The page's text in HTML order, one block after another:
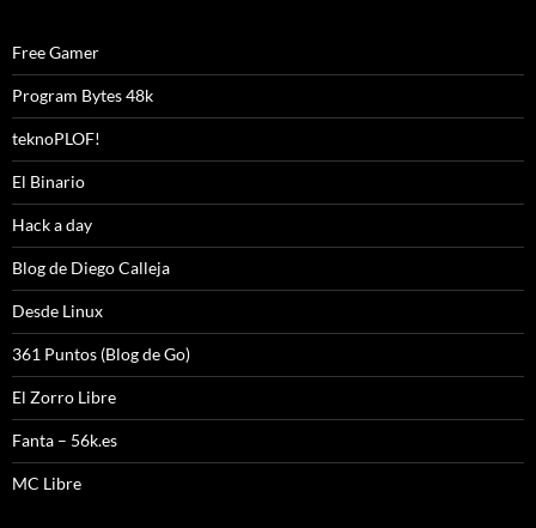
Free Gamer
Program Bytes 48k
teknoPLOF!
El Binario
Hack a day
Blog de Diego Calleja
Desde Linux
361 Puntos (Blog de Go)
El Zorro Libre
Fanta – 56k.es
MC Libre